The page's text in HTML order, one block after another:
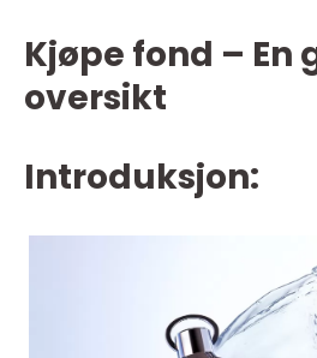
Kjøpe fond – En
oversikt
Introduksjon: